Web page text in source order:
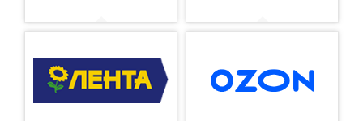
ПРОФЕССИОНАЛЬНАЯ КОСМЕТИКА
ДОКУМЕНТЫ
ВАКАНСИИ